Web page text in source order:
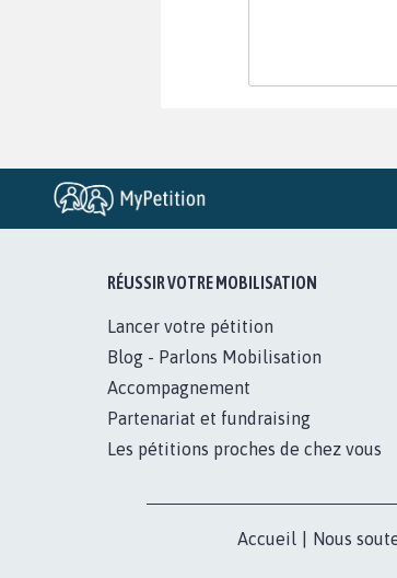
RÉUSSIR VOTRE MOBILISATION
Lancer votre pétition
Blog - Parlons Mobilisation
Accompagnement
Partenariat et fundraising
Les pétitions proches de chez vous
Accueil Nous